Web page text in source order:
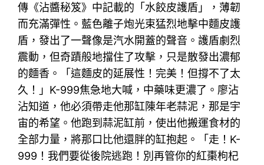
傳《沾醬秘笈》中記載的「水餃皮護盾」，薄韌
而充滿彈性。藍色離子炮光束猛烈地擊中麵皮護
盾，發出了一聲像是汽水開蓋的聲音。護盾劇烈
震動，但奇蹟般地擋住了攻擊，只是散發出濃郁
的麵香。「這麵皮的延展性！完美！但撐不了太
久！」K-999焦急地大喊，中藥味更濃了。廖沾
沾知道，他必須帶走他那缸陳年老蒜泥，那是宇
宙的希望。他跑到蒜泥缸前，使出他搬運食材的
全部力量，將那口比他還胖的缸抱起。「走！K-
999！我們要從後院逃跑！別再管你的紅棗枸杞